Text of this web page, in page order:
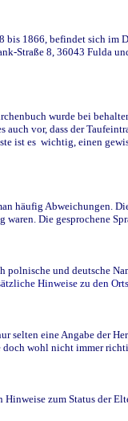
bis 1866, befindet sich im
Straße 8, 36043 Fulda
wurde bei
auch vor, dass der
ist es wichtig, einen
häufig Abweichungen.
waren. Die gesprochene
und deutsche
Hinweise zu den
selten eine Angabe der
wohl nicht immer
zum Status der